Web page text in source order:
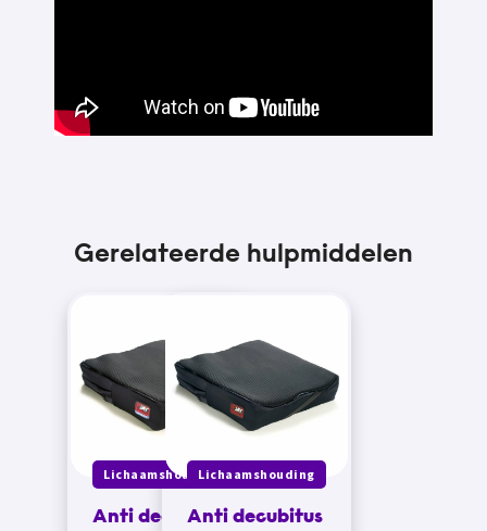
Gerelateerde hulpmiddelen
Lichaamshouding
Anti decubitus
Lichaamshouding
Anti decubitus